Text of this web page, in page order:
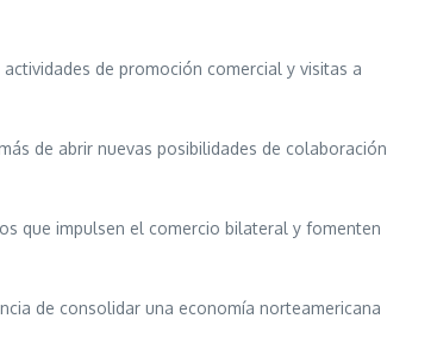
de promoción comercial y visitas a
de abrir nuevas posibilidades de colaboración
que impulsen el comercio bilateral y fomenten
de consolidar una economía norteamericana